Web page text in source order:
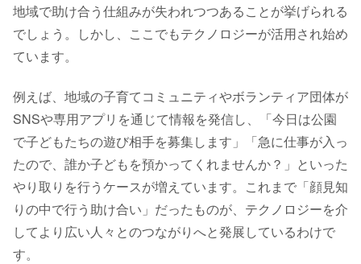
地域で助け合う仕組みが失われつつあることが挙げられる
でしょう。しかし、ここでもテクノロジーが活用され始め
ています。
例えば、地域の子育てコミュニティやボランティア団体が
SNSや専用アプリを通じて情報を発信し、「今日は公園
で子どもたちの遊び相手を募集します」「急に仕事が入っ
たので、誰か子どもを預かってくれませんか？」といった
やり取りを行うケースが増えています。これまで「顔見知
りの中で行う助け合い」だったものが、テクノロジーを介
してより広い人々とのつながりへと発展しているわけで
す。